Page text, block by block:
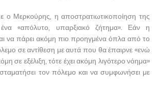
ο Μερκούρης, η αποστρατιωτικοποίηση της
ένα «απόλυτο, υπαρξιακό ζήτημα». Εάν η
να πάρει ακόμη πιο προηγμένα όπλα από το
σε αντίθεση με αυτά που θα έπαιρνε «ενώ
σε εξέλιξη, τότε έχει ακόμη λιγότερο νόημα»
τον πόλεμο και να συμφωνήσει με